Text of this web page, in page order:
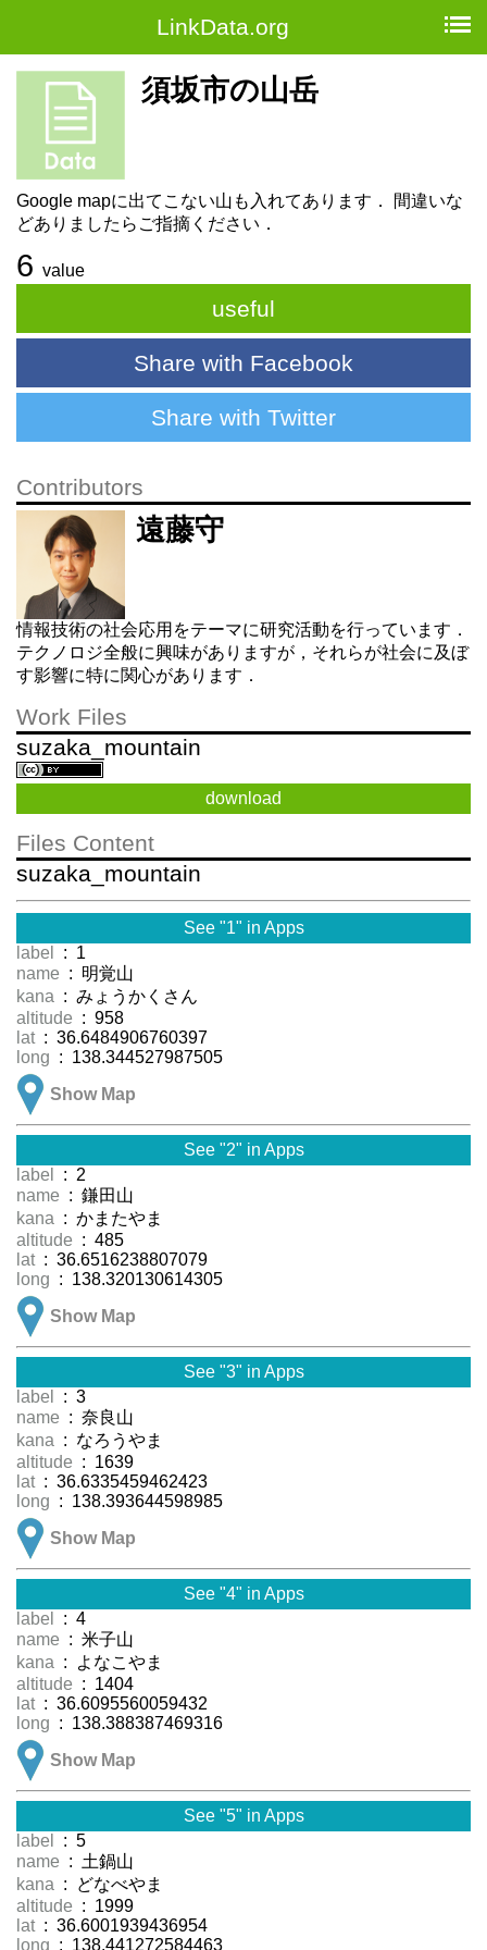
LinkData.org
須坂市の山岳
Google mapに出てこない山も入れてあります． 間違いな
どありましたらご指摘ください．
6 value
useful
Share with Facebook
Share with Twitter
Contributors
遠藤守
情報技術の社会応用をテーマに研究活動を行っています．
テクノロジ全般に興味がありますが，それらが社会に及ぼ
す影響に特に関心があります．
Work Files
suzaka_mountain
download
Files Content
suzaka_mountain
See "1" in Apps
label
: 1
name : 明覚山
kana : みょうかくさん
altitude : 958
lat : 36.6484906760397
long : 138.344527987505
Show Map
See "2" in Apps
label
: 2
name : 鎌田山
kana : かまたやま
altitude : 485
lat : 36.6516238807079
long : 138.320130614305
Show Map
See "3" in Apps
label
: 3
name : 奈良山
kana : なろうやま
altitude : 1639
lat : 36.6335459462423
long : 138.393644598985
Show Map
See "4" in Apps
label
: 4
name : 米子山
kana : よなこやま
altitude : 1404
lat : 36.6095560059432
long : 138.388387469316
Show Map
See "5" in Apps
label
: 5
name : 土鍋山
kana : どなべやま
altitude : 1999
lat : 36.6001939436954
long : 138.441272584463